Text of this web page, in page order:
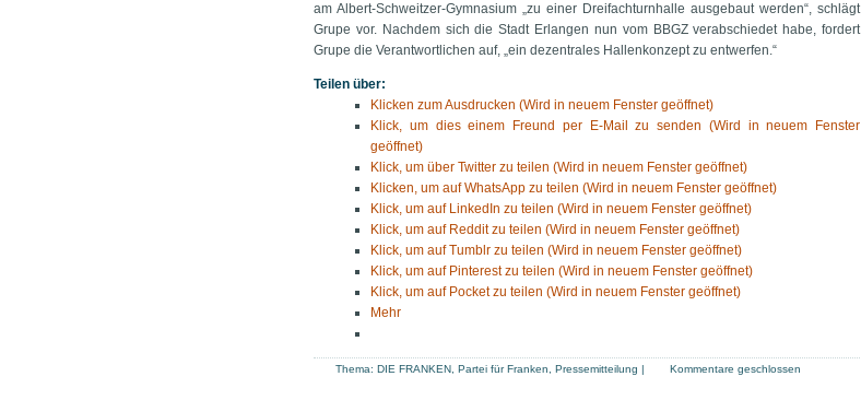
am Albert-Schweitzer-Gymnasium „zu einer Dreifachturnhalle ausgebaut werden“, schlägt
Grupe vor. Nachdem sich die Stadt Erlangen nun vom BBGZ verabschiedet habe, fordert
Grupe die Verantwortlichen auf, „ein dezentrales Hallenkonzept zu entwerfen.“
Teilen über:
Klicken zum Ausdrucken (Wird in neuem Fenster geöffnet)
Klick, um dies einem Freund per E-Mail zu senden (Wird in neuem Fenster
geöffnet)
Klick, um über Twitter zu teilen (Wird in neuem Fenster geöffnet)
Klicken, um auf WhatsApp zu teilen (Wird in neuem Fenster geöffnet)
Klick, um auf LinkedIn zu teilen (Wird in neuem Fenster geöffnet)
Klick, um auf Reddit zu teilen (Wird in neuem Fenster geöffnet)
Klick, um auf Tumblr zu teilen (Wird in neuem Fenster geöffnet)
Klick, um auf Pinterest zu teilen (Wird in neuem Fenster geöffnet)
Klick, um auf Pocket zu teilen (Wird in neuem Fenster geöffnet)
Mehr
Thema: DIE FRANKEN Partei für Franken Pressemitteilung | Kommentare geschlossen